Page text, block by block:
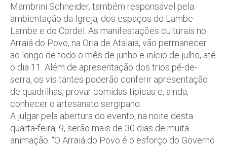
Mambrini Schneider, também responsável pela
ambientação da Igreja, dos espaços do Lambe-
Lambe e do Cordel. As manifestações culturais no
Arraiá do Povo, na Orla de Atalaia, vão permanecer
ao longo de todo o mês de junho e início de julho, até
o dia 11. Além de apresentação dos trios pé-de-
serra, os visitantes poderão conferir apresentação
de quadrilhas, provar comidas típicas e, ainda,
conhecer o artesanato sergipano.
A julgar pela abertura do evento, na noite desta
quarta-feira, 9, serão mais de 30 dias de muita
animação. “O Arraiá do Povo é o esforço do Governo